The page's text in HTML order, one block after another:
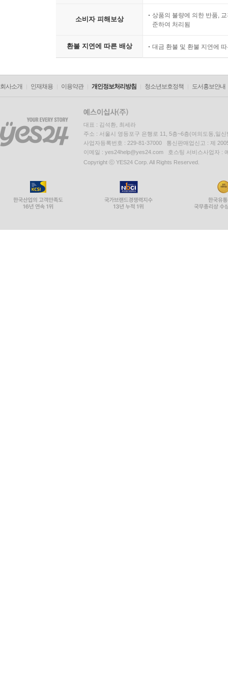
소비자 피해보상
상품의 불량에 의한 반품,
준하여 처리됨
환불 지연에 따른 배상 대금 환불 및 환불 지연에
회사소개 인재채용 이용약관 개인정보처리방침 청소년보호정책 도서홍보안내
대표 : 김석환, 최세라
주소 : 서울시 영등포구 은행로 11, 5층~6층(여의도동,일신
사업자등록번호 : 229-81-37000 통신판매업신고 : 제
이메일 : yes24help@yes24.com 호스팅 서비스사업자 :
Copyright ⓒ YES24 Corp. All Rights Reserved.